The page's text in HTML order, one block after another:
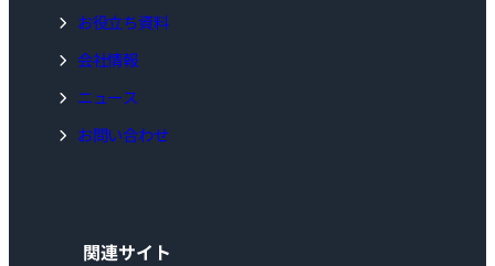
お役立ち資料
会社情報
ニュース
お問い合わせ
関連サイト